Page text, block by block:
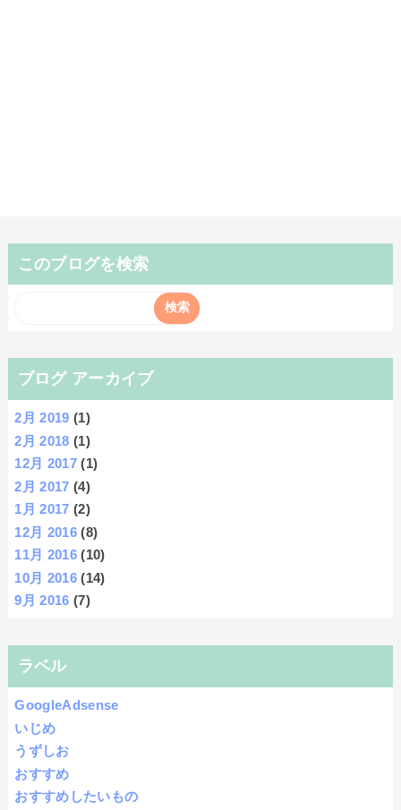
このブログを検索
ブログ アーカイブ
2月 2019 (1)
2月 2018 (1)
12月 2017 (1)
2月 2017 (4)
1月 2017 (2)
12月 2016 (8)
11月 2016 (10)
10月 2016 (14)
9月 2016 (7)
ラベル
GoogleAdsense
いじめ
うずしお
おすすめ
おすすめしたいもの